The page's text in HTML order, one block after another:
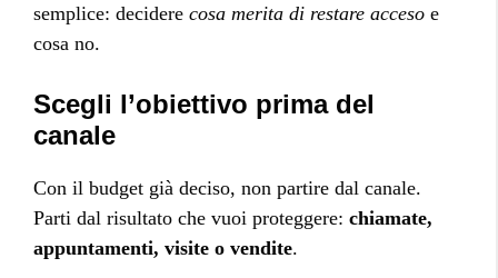
semplice: decidere cosa merita di restare acceso e
cosa no.
Scegli l’obiettivo prima del
canale
Con il budget già deciso, non partire dal canale.
Parti dal risultato che vuoi proteggere: chiamate,
appuntamenti, visite o vendite.